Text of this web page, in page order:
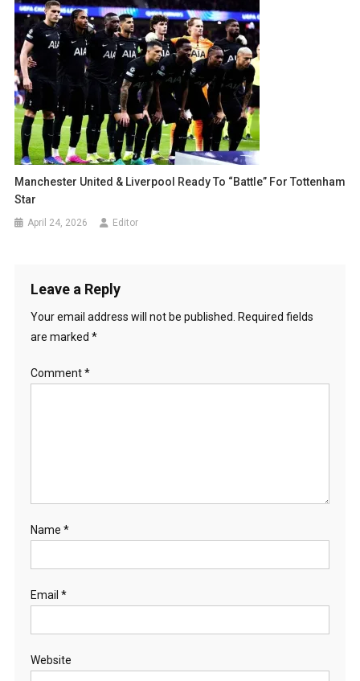
Manchester United & Liverpool Ready To “Battle” For Tottenham
Star
April 24, 2026 Editor
Leave a Reply
Your email address will not be published. Required fields
are marked *
Comment*
Name *
Email *
Website